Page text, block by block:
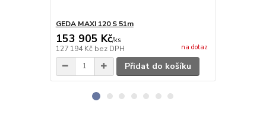
GEDA MAXI 120 S 51m
153 905 Kč/ks
127 194 Kč bez DPH na dotaz
Přidat do košíku